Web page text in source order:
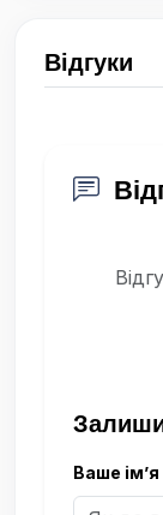
Відгуки
Ваше ім’я